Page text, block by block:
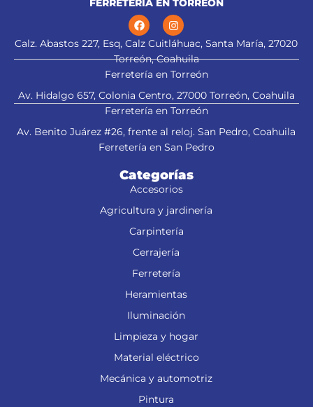
FERRETERÍA EN TORREÓN
Calz. Abastos 227, Esq, Calz Cuitláhuac, Santa María, 27020
Torreón, Coahuila
Ferretería en Torreón
Av. Hidalgo 657, Colonia Centro, 27000 Torreón, Coahuila
Ferretería en Torreón
Av. Benito Juárez #26, frente al reloj. San Pedro, Coahuila
Ferretería en San Pedro
Categorías
Accesorios
Agricultura y jardinería
Carpintería
Cerrajería
Ferretería
Heramientas
Iluminación
Limpieza y hogar
Material eléctrico
Mecánica y automotriz
Pintura